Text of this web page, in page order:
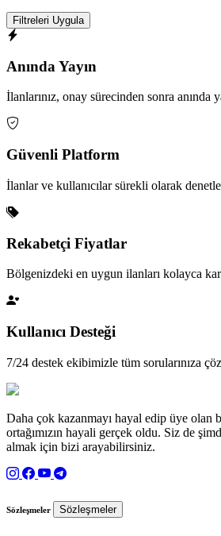
Filtreleri Uygula
Anında Yayın
İlanlarınız, onay sürecinden sonra anında
Güvenli Platform
İlanlar ve kullanıcılar sürekli olarak
Rekabetçi Fiyatlar
Bölgenizdeki en uygun ilanları kolayca
Kullanıcı Desteği
7/24 destek ekibimizle tüm sorularınıza
Daha çok kazanmayı hayal edip üye olan
ortağımızın hayali gerçek oldu. Siz de
almak için bizi arayabilirsiniz.
Sözleşmeler Sözleşmeler